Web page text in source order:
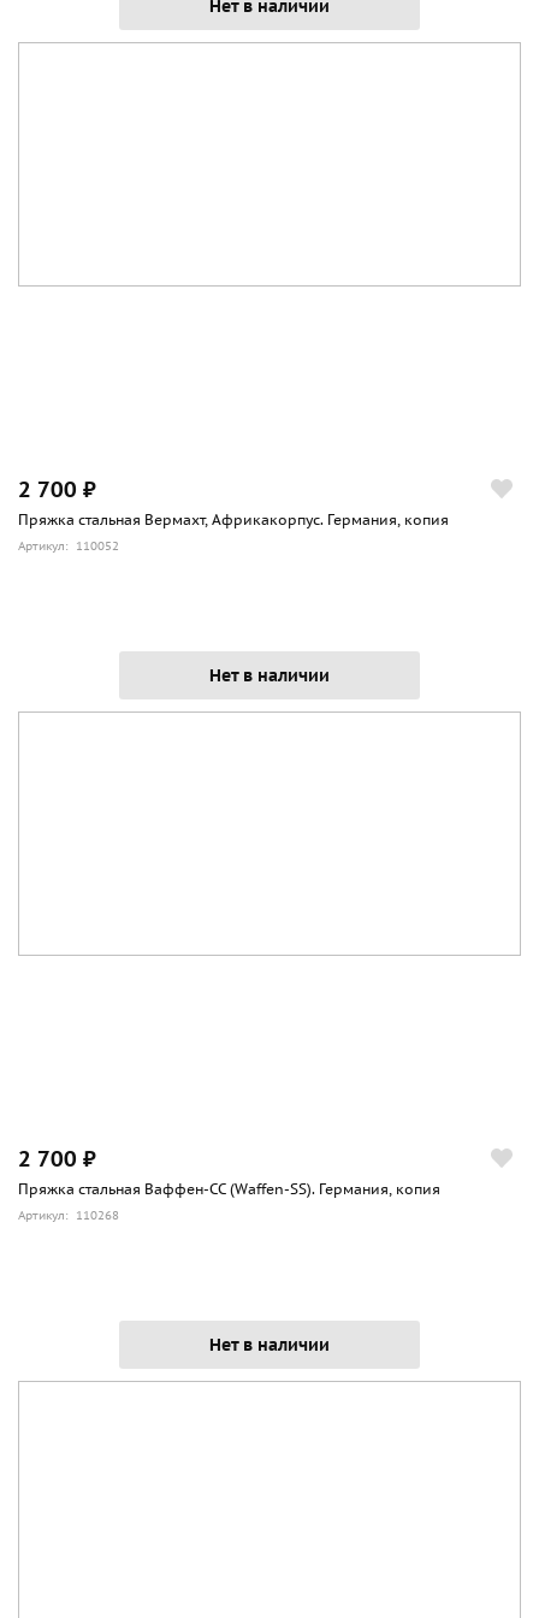
Нет в наличии
2 700 ₽
Пряжка стальная Вермахт, Африкакорпус. Германия, копия
Артикул: 110052
Нет в наличии
2 700 ₽
Пряжка стальная Ваффен-СС (Waffen-SS). Германия, копия
Артикул: 110268
Нет в наличии